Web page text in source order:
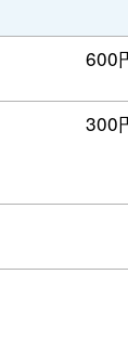
600
300